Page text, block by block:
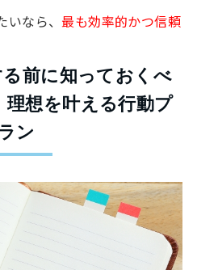
いなら、最も効率的かつ信頼
前に知っておくべ
理想を叶える行動プ
ラン